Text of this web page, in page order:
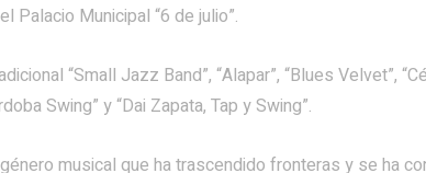
Palacio Municipal “6 de julio”.
“Small Jazz Band”, “Alapar”, “Blues Velvet”,
Swing” y “Dai Zapata, Tap y Swing”.
musical que ha trascendido fronteras y se ha